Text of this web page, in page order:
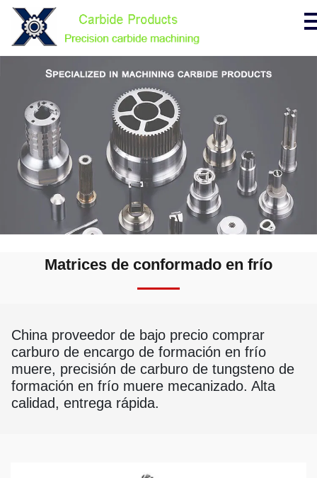
Matrices de conformado en frío
China proveedor de bajo precio comprar
carburo de encargo de formación en frío
muere, precisión de carburo de tungsteno de
formación en frío muere mecanizado. Alta
calidad, entrega rápida.